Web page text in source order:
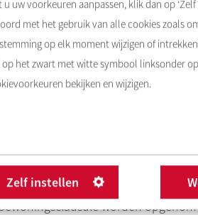
u uw voorkeuren aanpassen, klik dan op
met het gebruik van alle cookies zoals
op elk moment wijzigen of
op het zwart met witte symbool linksonder
bekijken en wijzigen.
Zelf instellen
naar Amsterdam Centraal;
door kopers of eigen kind
te schrijven op het adres als
bepaling opgenomen;
belemmerende bepaling
worden